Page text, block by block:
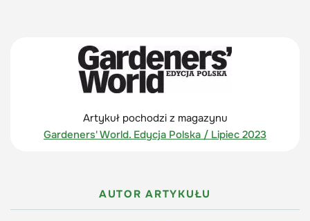
Artykuł pochodzi z magazynu
Gardeners' World. Edycja Polska / Lipiec 2023
AUTOR ARTYKUŁU